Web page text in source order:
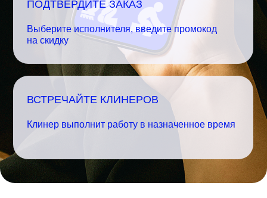
ПОДТВЕРДИТЕ ЗАКАЗ
Выберите исполнителя, введите промокод
на скидку
ВСТРЕЧАЙТЕ КЛИНЕРОВ
Клинер выполнит работу в назначенное время